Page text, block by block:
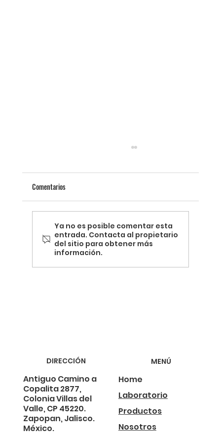
Comentarios
Ya no es posible comentar esta
entrada. Contacta al propietario
del sitio para obtener más
información.
DIRECCIÓN
Antiguo Camino a
Copalita 2877,
Colonia Villas del
Valle, CP 45220.
Zapopan, Jalisco.
México.
MENÚ
Home
Nosotros
Laboratorio
Productos